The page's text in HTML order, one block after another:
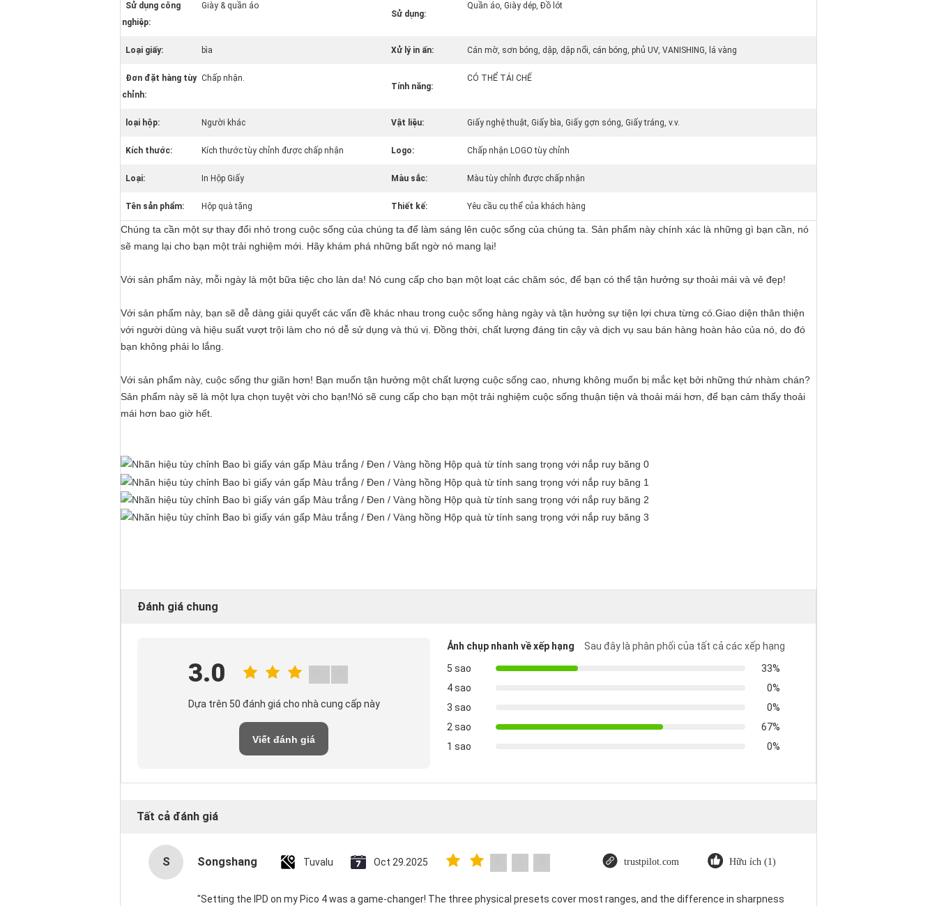
Sử dụng công
nghiệp:
Giày & quần áo
Sử dụng:
Quần áo, Giày dép, Đồ lót
Loại giấy: bìa Xử lý in ấn: Cán mờ, sơn bóng, dập, dập nổi, cán bóng, phủ UV, VANISHING, lá vàng
Đơn đặt hàng tùy
chỉnh:
Chấp nhận.
Tính năng:
CÓ THỂ TÁI CHẾ
loại hộp: Người khác Vật liệu: Giấy nghệ thuật, Giấy bìa, Giấy gợn sóng, Giấy tráng, v.v.
Kích thước: Kích thước tùy chỉnh được chấp nhận Logo: Chấp nhận LOGO tùy chỉnh
Loại: In Hộp Giấy Màu sắc: Màu tùy chỉnh được chấp nhận
Tên sản phẩm: Hộp quà tặng Thiết kế: Yêu cầu cụ thể của khách hàng
Chúng ta cần một sự thay đổi nhỏ trong cuộc sống của chúng ta để làm sáng lên cuộc sống của chúng ta. Sản phẩm này chính xác là những gì bạn cần, nó
sẽ mang lại cho bạn một trải nghiệm mới. Hãy khám phá những bất ngờ nó mang lại!
Với sản phẩm này, mỗi ngày là một bữa tiệc cho làn da! Nó cung cấp cho bạn một loạt các chăm sóc, để bạn có thể tận hưởng sự thoải mái và vẻ đẹp!
Với sản phẩm này, bạn sẽ dễ dàng giải quyết các vấn đề khác nhau trong cuộc sống hàng ngày và tận hưởng sự tiện lợi chưa từng có.Giao diện thân thiện
với người dùng và hiệu suất vượt trội làm cho nó dễ sử dụng và thú vị. Đồng thời, chất lượng đáng tin cậy và dịch vụ sau bán hàng hoàn hảo của nó, do đó
bạn không phải lo lắng.
Với sản phẩm này, cuộc sống thư giãn hơn! Bạn muốn tận hưởng một chất lượng cuộc sống cao, nhưng không muốn bị mắc kẹt bởi những thứ nhàm chán?
Sản phẩm này sẽ là một lựa chọn tuyệt vời cho bạn!Nó sẽ cung cấp cho bạn một trải nghiệm cuộc sống thuận tiện và thoải mái hơn, để bạn cảm thấy thoải
mái hơn bao giờ hết.
Đánh giá chung
3.0
Dựa trên 50 đánh giá cho nhà cung cấp này
Viết đánh giá
Ảnh chụp nhanh về xếp hạng
Sau đây là phân phối của tất cả các xếp hạng
5 sao
33%
4 sao
0%
3 sao
0%
2 sao
67%
1 sao
0%
Tất cả đánh giá
S Songshang Tuvalu Oct 29.2025 trustpilot.com Hữu ích (1)
"Setting the IPD on my Pico 4 was a game-changer! The three physical presets cover most ranges, and the difference in sharpness